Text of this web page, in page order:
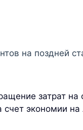
на поздней
затрат на
экономии на